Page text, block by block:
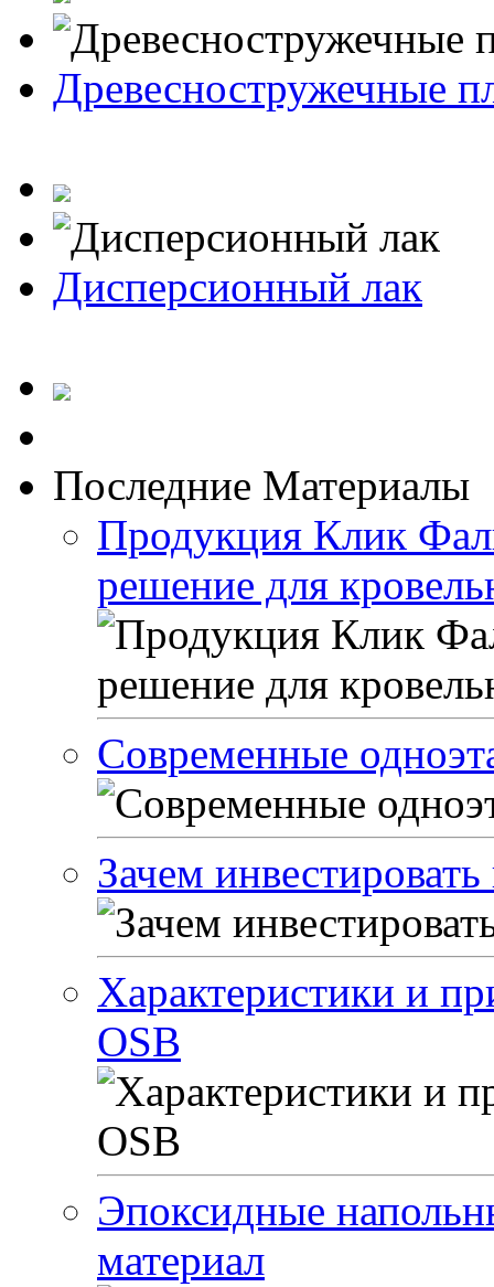
Древесностружечные
Дисперсионный лак
Последние Материалы
Продукция Клик
решение для
Современные
Зачем
Характеристики и
OSB
Эпоксидные
материал